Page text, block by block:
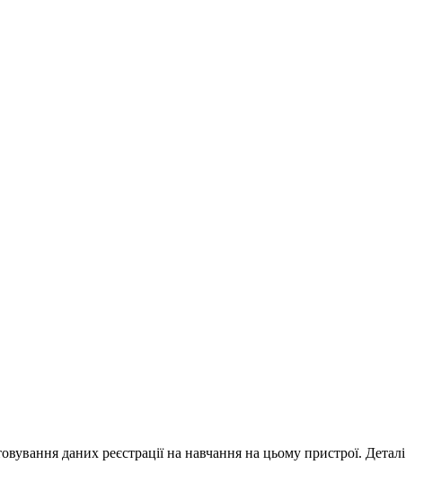
даних реєстрації на навчання на цьому пристрої. Деталі